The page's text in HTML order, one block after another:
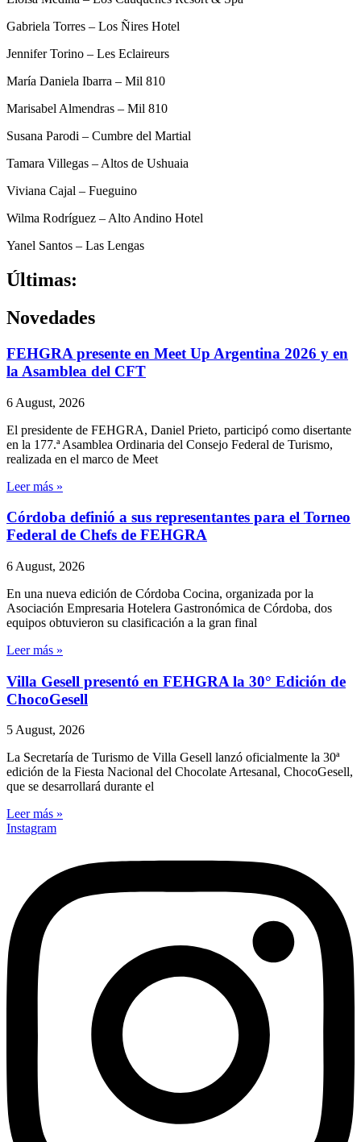
Gabriela Torres – Los Ñires Hotel
Jennifer Torino – Les Eclaireurs
María Daniela Ibarra – Mil 810
Marisabel Almendras – Mil 810
Susana Parodi – Cumbre del Martial
Tamara Villegas – Altos de Ushuaia
Viviana Cajal – Fueguino
Wilma Rodríguez – Alto Andino Hotel
Yanel Santos – Las Lengas
Últimas:
Novedades
FEHGRA presente en Meet Up Argentina 2026 y en
la Asamblea del CFT
6 August, 2026
El presidente de FEHGRA, Daniel Prieto, participó como disertante
en la 177.ª Asamblea Ordinaria del Consejo Federal de Turismo,
realizada en el marco de Meet
Leer más »
Córdoba definió a sus representantes para el Torneo
Federal de Chefs de FEHGRA
6 August, 2026
En una nueva edición de Córdoba Cocina, organizada por la
Asociación Empresaria Hotelera Gastronómica de Córdoba, dos
equipos obtuvieron su clasificación a la gran final
Leer más »
Villa Gesell presentó en FEHGRA la 30° Edición de
ChocoGesell
5 August, 2026
La Secretaría de Turismo de Villa Gesell lanzó oficialmente la 30ª
edición de la Fiesta Nacional del Chocolate Artesanal, ChocoGesell,
que se desarrollará durante el
Leer más »
Instagram